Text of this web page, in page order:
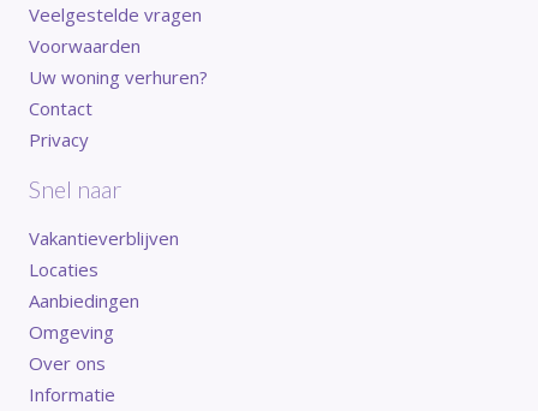
Veelgestelde vragen
Voorwaarden
Uw woning verhuren?
Contact
Privacy
Snel naar
Vakantieverblijven
Locaties
Aanbiedingen
Omgeving
Over ons
Informatie